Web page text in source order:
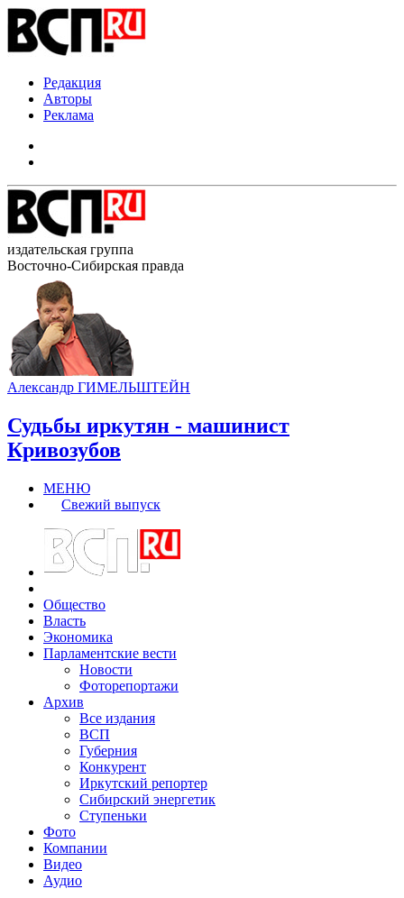
Редакция
Авторы
Реклама
издательская группа
Восточно-Сибирская правда
Александр ГИМЕЛЬШТЕЙН
Судьбы иркутян - машинист
Кривозубов
МЕНЮ
Свежий выпуск
Общество
Власть
Экономика
Парламентские вести
Новости
Фоторепортажи
Архив
Все издания
ВСП
Губерния
Конкурент
Иркутский репортер
Сибирский энергетик
Ступеньки
Фото
Компании
Видео
Аудио